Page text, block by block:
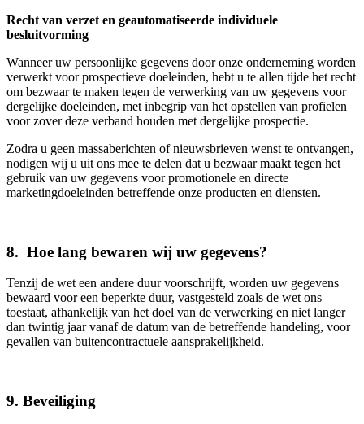
Recht van verzet en geautomatiseerde individuele
besluitvorming
Wanneer uw persoonlijke gegevens door onze onderneming worden
verwerkt voor prospectieve doeleinden, hebt u te allen tijde het recht
om bezwaar te maken tegen de verwerking van uw gegevens voor
dergelijke doeleinden, met inbegrip van het opstellen van profielen
voor zover deze verband houden met dergelijke prospectie.
Zodra u geen massaberichten of nieuwsbrieven wenst te ontvangen,
nodigen wij u uit ons mee te delen dat u bezwaar maakt tegen het
gebruik van uw gegevens voor promotionele en directe
marketingdoeleinden betreffende onze producten en diensten.
8. Hoe lang bewaren wij uw gegevens?
Tenzij de wet een andere duur voorschrijft, worden uw gegevens
bewaard voor een beperkte duur, vastgesteld zoals de wet ons
toestaat, afhankelijk van het doel van de verwerking en niet langer
dan twintig jaar vanaf de datum van de betreffende handeling, voor
gevallen van buitencontractuele aansprakelijkheid.
9. Beveiliging